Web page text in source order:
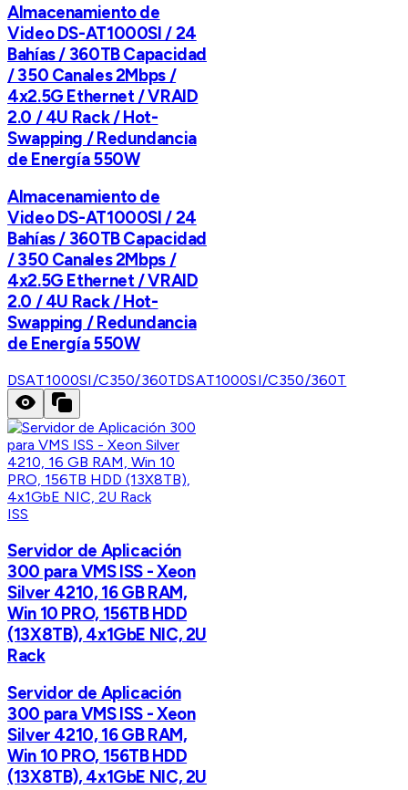
Almacenamiento de
Video DS-AT1000SI / 24
Bahías / 360TB Capacidad
/ 350 Canales 2Mbps /
4x2.5G Ethernet / VRAID
2.0 / 4U Rack / Hot-
Swapping / Redundancia
de Energía 550W
Almacenamiento de
Video DS-AT1000SI / 24
Bahías / 360TB Capacidad
/ 350 Canales 2Mbps /
4x2.5G Ethernet / VRAID
2.0 / 4U Rack / Hot-
Swapping / Redundancia
de Energía 550W
DSAT1000SI/C350/360TDSAT1000SI/C350/360T
ISS
Servidor de Aplicación
300 para VMS ISS - Xeon
Silver 4210, 16 GB RAM,
Win 10 PRO, 156TB HDD
(13X8TB), 4x1GbE NIC, 2U
Rack
Servidor de Aplicación
300 para VMS ISS - Xeon
Silver 4210, 16 GB RAM,
Win 10 PRO, 156TB HDD
(13X8TB), 4x1GbE NIC, 2U